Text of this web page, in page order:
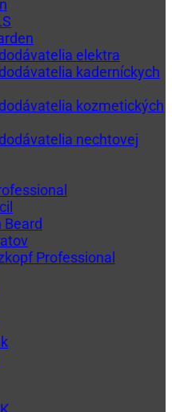
elektra
kaderníckych
kozmetických
nechtovej
Professional